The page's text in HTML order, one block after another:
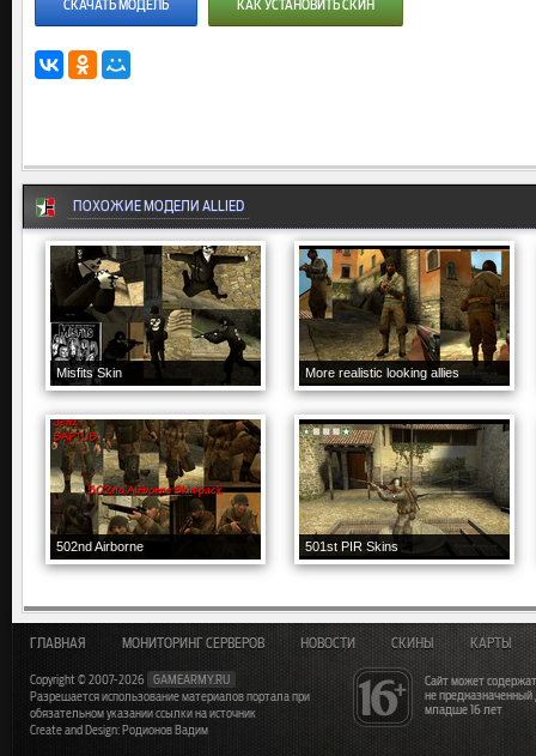
СКАЧАТЬ МОДЕЛЬ КАК УСТАНОВИТЬ СКИН
ПОХОЖИЕ МОДЕЛИ ALLIED
Misfits Skin More realistic looking allies
502nd Airborne 501st PIR Skins
Сайт может
не
младше 16 лет
ГЛАВНАЯ МОНИТОРИНГ СЕРВЕРОВ НОВОСТИ СКИНЫ КАРТЫ
Copyright © 2007-2026
GAMEARMY.RU
Разрешается использование материалов портала при
обязательном указании ссылки на источник
Create and Design: Родионов Вадим